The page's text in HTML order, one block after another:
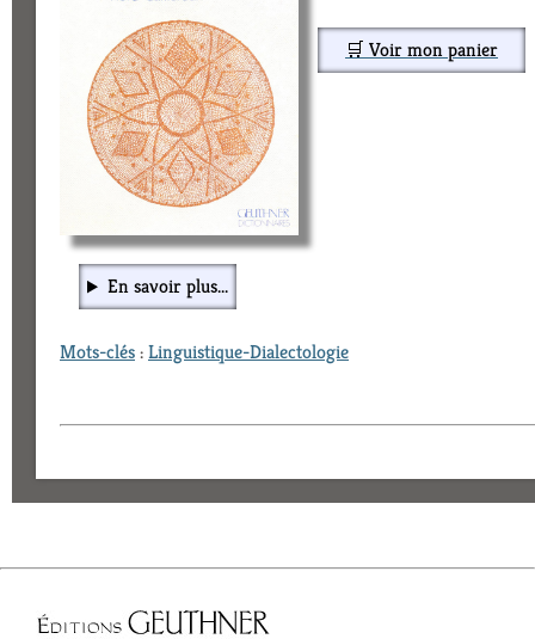
🛒 Voir mon panier
En savoir plus...
Mots-clés:Linguistique-Dialectologie